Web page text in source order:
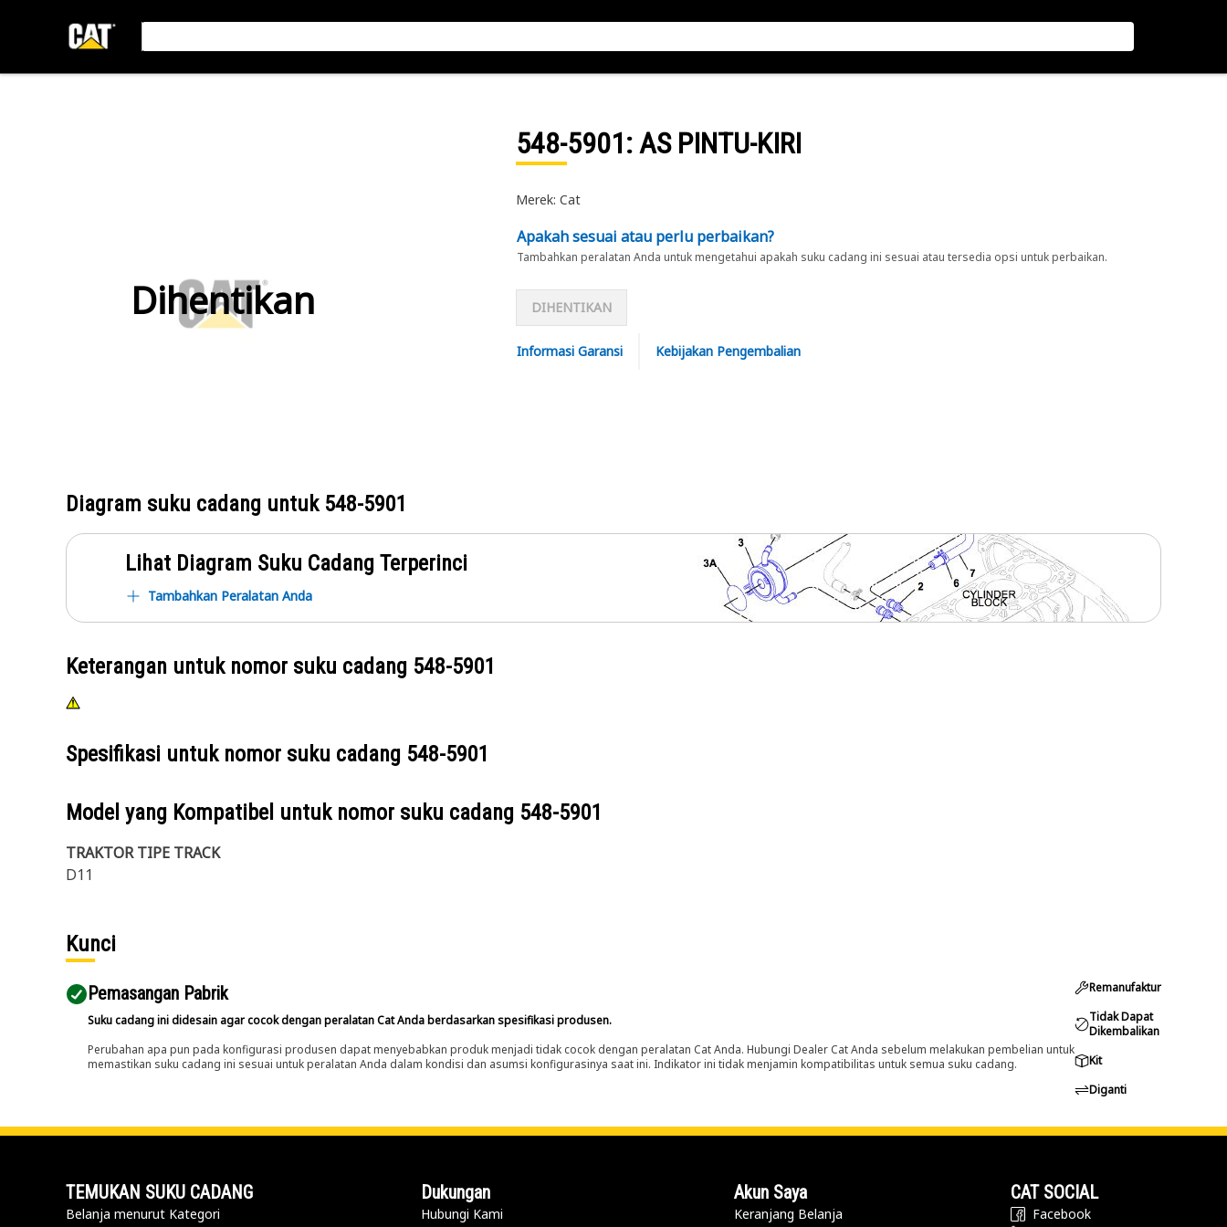
Dihentikan
548-5901: AS PINTU-KIRI
Merek: Cat
Apakah sesuai atau perlu perbaikan?
Tambahkan peralatan Anda untuk mengetahui apakah suku cadang ini sesuai atau tersedia opsi untuk perbaikan.
DIHENTIKAN
Informasi Garansi Kebijakan Pengembalian
Diagram suku cadang untuk 548-5901
Lihat Diagram Suku Cadang Terperinci
Tambahkan Peralatan Anda
Keterangan untuk nomor suku cadang 548-5901
Spesifikasi untuk nomor suku cadang 548-5901
Model yang Kompatibel untuk nomor suku cadang 548-5901
TRAKTOR TIPE TRACK
D11
Kunci
Pemasangan Pabrik
Suku cadang ini didesain agar cocok dengan peralatan Cat Anda berdasarkan spesifikasi produsen.
Perubahan apa pun pada konfigurasi produsen dapat menyebabkan produk menjadi tidak cocok dengan peralatan Cat Anda. Hubungi Dealer Cat Anda sebelum melakukan pembelian untuk
memastikan suku cadang ini sesuai untuk peralatan Anda dalam kondisi dan asumsi konfigurasinya saat ini. Indikator ini tidak menjamin kompatibilitas untuk semua suku cadang.
Remanufaktur
Tidak Dapat
Dikembalikan
Kit
Diganti
TEMUKAN SUKU CADANG
Belanja menurut Kategori
Dukungan
Hubungi Kami
Akun Saya
Keranjang Belanja
CAT SOCIAL
Facebook